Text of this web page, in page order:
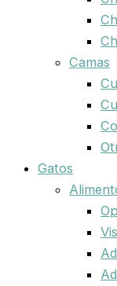
Camas
Gatos